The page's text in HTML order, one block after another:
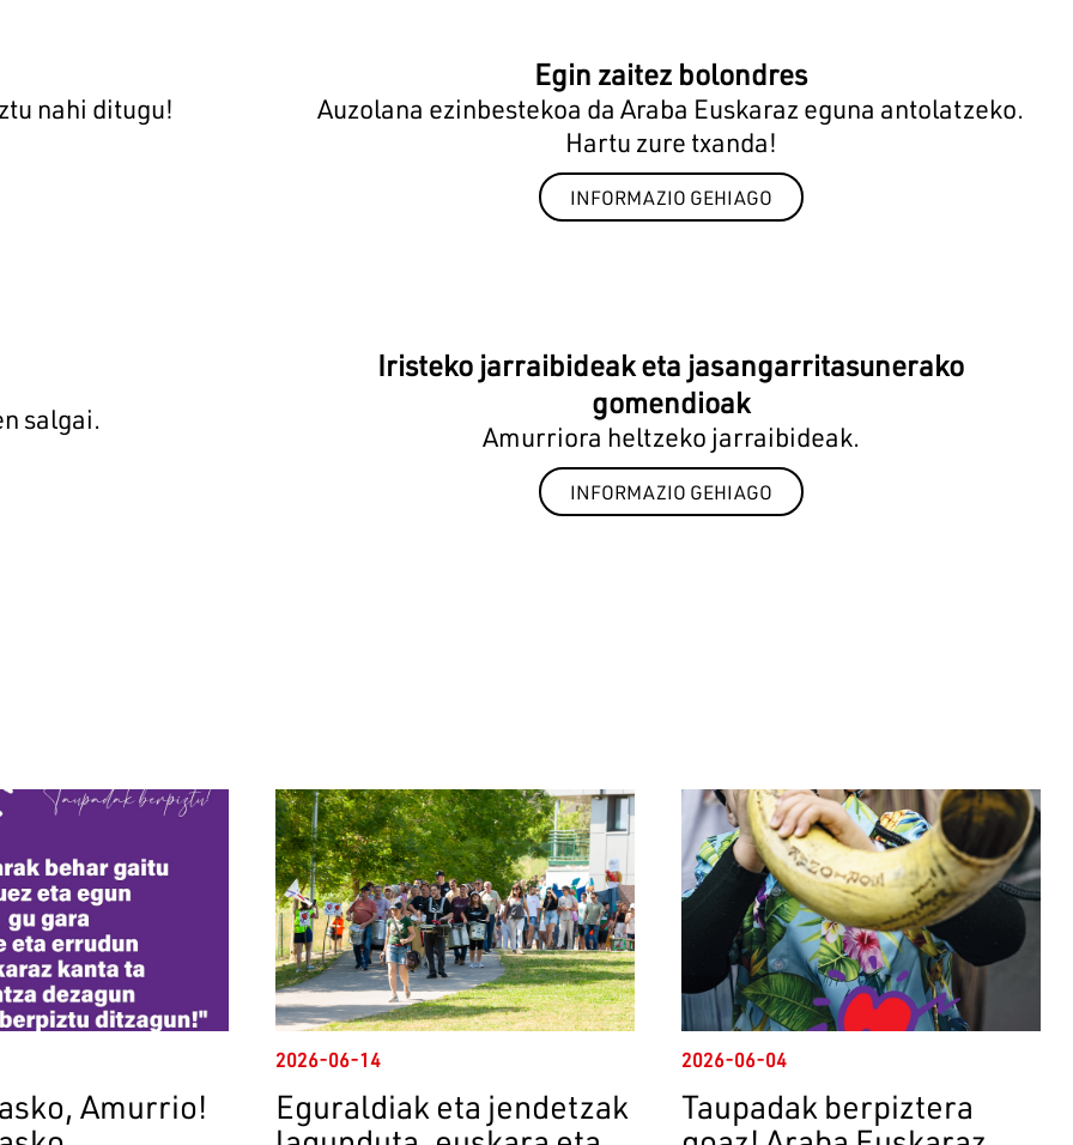
nahi ditugu!
Egin zaitez bolondres
Auzolana ezinbestekoa da Araba Euskaraz eguna antolatzeko.
Hartu zure txanda!
INFORMAZIO GEHIAGO
salgai.
Iristeko jarraibideak eta jasangarritasunerako
gomendioak
Amurriora heltzeko jarraibideak.
INFORMAZIO GEHIAGO
Amurrio!
2026-06-14
Eguraldiak eta jendetzak
2026-06-04
Taupadak berpiztera